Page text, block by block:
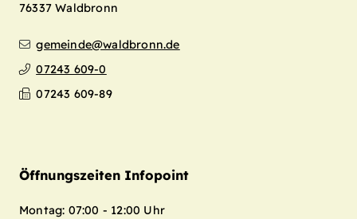
76337 Waldbronn
gemeinde@waldbronn.de
07243 609-0
07243 609-89
Öffnungszeiten Infopoint
Montag: 07:00 - 12:00 Uhr